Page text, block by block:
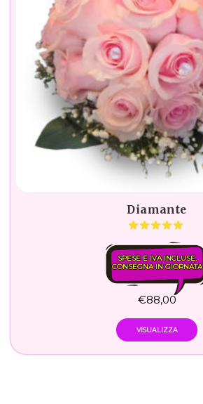
Diamante
SPESE E IVA INCLUSE.
CONSEGNA IN GIORNATA
€88,00
VISUALIZZA